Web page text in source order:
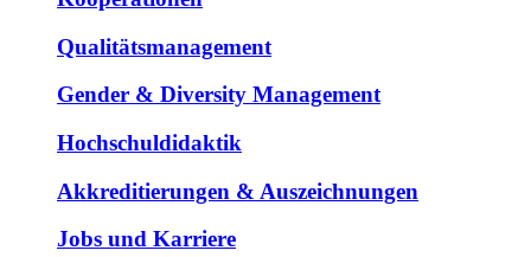
Qualitätsmanagement
Gender & Diversity Management
Hochschuldidaktik
Akkreditierungen & Auszeichnungen
Jobs und Karriere